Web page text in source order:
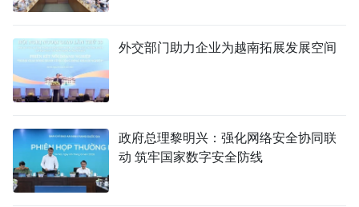
外交部门助力企业为越南拓展发展空间
政府总理黎明兴：强化网络安全协同联
动 筑牢国家数字安全防线